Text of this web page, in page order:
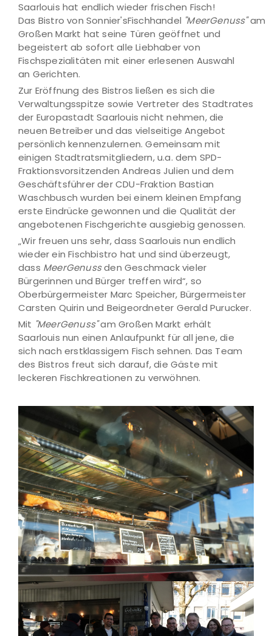
Saarlouis hat endlich wieder frischen Fisch!
Das Bistro von Sonnier'sFischhandel "MeerGenuss"am
Großen Markt hat seine Türen geöffnet und
begeistert ab sofort alle Liebhaber von
Fischspezialitäten mit einer erlesenen Auswahl
an Gerichten.
Zur Eröffnung des Bistros ließen es sich die
Verwaltungsspitze sowie Vertreter des Stadtrates
der Europastadt Saarlouis nicht nehmen, die
neuen Betreiber und das vielseitige Angebot
persönlich kennenzulernen. Gemeinsam mit
einigen Stadtratsmitgliedern, u.a. dem SPD-
Fraktionsvorsitzenden Andreas Julien und dem
Geschäftsführer der CDU-Fraktion Bastian
Waschbusch wurden bei einem kleinen Empfang
erste Eindrücke gewonnen und die Qualität der
angebotenen Fischgerichte ausgiebig genossen.
„Wir freuen uns sehr, dass Saarlouis nun endlich
wieder ein Fischbistro hat und sind überzeugt,
dass MeerGenussden Geschmack vieler
Bürgerinnen und Bürger treffen wird“, so
Oberbürgermeister Marc Speicher, Bürgermeister
Carsten Quirin und Beigeordneter Gerald Purucker.
Mit "MeerGenuss"am Großen Markt erhält
Saarlouis nun einen Anlaufpunkt für all jene, die
sich nach erstklassigem Fisch sehnen. Das Team
des Bistros freut sich darauf, die Gäste mit
leckeren Fischkreationen zu verwöhnen.